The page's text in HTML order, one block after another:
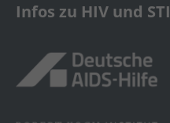
Infos zu HIV und STI